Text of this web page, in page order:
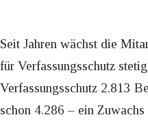
Seit Jahren wächst die
für Verfassungsschutz
Verfassungsschutz 2.813
schon 4.286 – ein